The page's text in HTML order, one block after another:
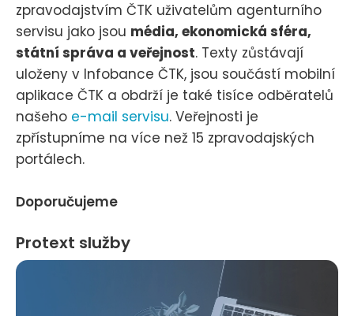
zpravodajstvím ČTK uživatelům agenturního
servisu jako jsou média, ekonomická sféra,
státní správa a veřejnost. Texty zůstávají
uloženy v Infobance ČTK, jsou součástí mobilní
aplikace ČTK a obdrží je také tisíce odběratelů
našeho e-mail servisu. Veřejnosti je
zpřístupníme na více než 15 zpravodajských
portálech.
Doporučujeme
Protext služby